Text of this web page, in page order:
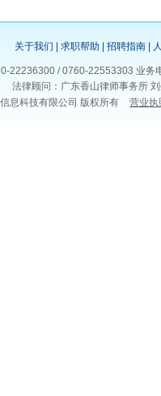
关于我们 求职帮助 招聘指南
22236300 / 0760-22553303 业
法律顾问：广东香山律师事务所
息科技有限公司 版权所有
营业执